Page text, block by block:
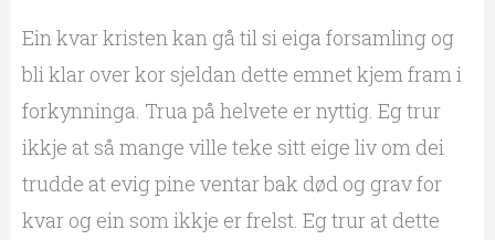
Ein kvar kristen kan gå til si eiga forsamling og
bli klar over kor sjeldan dette emnet kjem fram i
forkynninga. Trua på helvete er nyttig. Eg trur
ikkje at så mange ville teke sitt eige liv om dei
trudde at evig pine ventar bak død og grav for
kvar og ein som ikkje er frelst. Eg trur at dette